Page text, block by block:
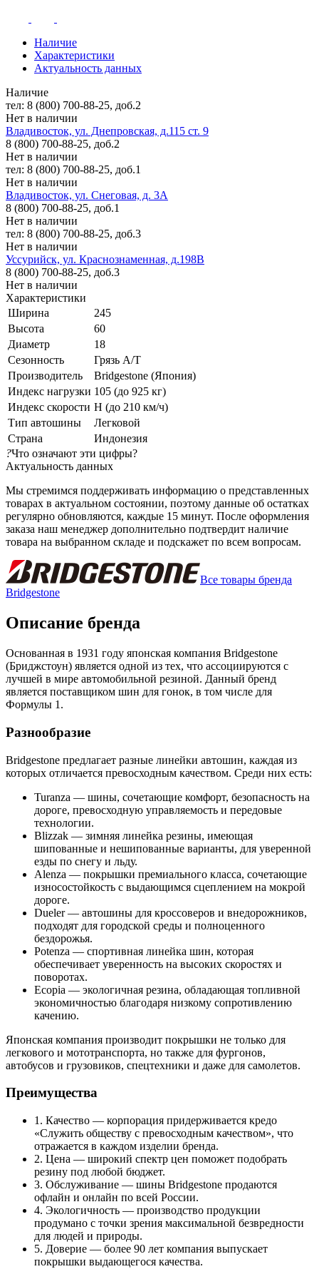
Наличие
Характеристики
Актуальность данных
Наличие
тел: 8 (800) 700-88-25, доб.2
Нет в наличии
Владивосток, ул. Днепровская, д.115 ст. 9
8 (800) 700-88-25, доб.2
Нет в наличии
тел: 8 (800) 700-88-25, доб.1
Нет в наличии
Владивосток, ул. Снеговая, д. 3А
8 (800) 700-88-25, доб.1
Нет в наличии
тел: 8 (800) 700-88-25, доб.3
Нет в наличии
Уссурийск, ул. Краснознаменная, д.198В
8 (800) 700-88-25, доб.3
Нет в наличии
Характеристики
Ширина
245
Высота
60
Диаметр
18
Сезонность
Грязь A/T
Производитель
Bridgestone (Япония)
Индекс нагрузки 105 (до 925 кг)
Индекс скорости H (до 210 км/ч)
Тип автошины
Легковой
Страна
Индонезия
?Что означают эти цифры?
Актуальность данных
Мы стремимся поддерживать информацию о представленных
товарах в актуальном состоянии, поэтому данные об остатках
регулярно обновляются, каждые 15 минут. После оформления
заказа наш менеджер дополнительно подтвердит наличие
товара на выбранном складе и подскажет по всем вопросам.
Все товары бренда
Bridgestone
Описание бренда
Основанная в 1931 году японская компания Bridgestone
(Бриджстоун) является одной из тех, что ассоциируются с
лучшей в мире автомобильной резиной. Данный бренд
является поставщиком шин для гонок, в том числе для
Формулы 1.
Разнообразие
Bridgestone предлагает разные линейки автошин, каждая из
которых отличается превосходным качеством. Среди них есть:
Turanza — шины, сочетающие комфорт, безопасность на
дороге, превосходную управляемость и передовые
технологии.
Blizzak — зимняя линейка резины, имеющая
шипованные и нешипованные варианты, для уверенной
езды по снегу и льду.
Alenza — покрышки премиального класса, сочетающие
износостойкость с выдающимся сцеплением на мокрой
дороге.
Dueler — автошины для кроссоверов и внедорожников,
подходят для городской среды и полноценного
бездорожья.
Potenza — спортивная линейка шин, которая
обеспечивает уверенность на высоких скоростях и
поворотах.
Ecopia — экологичная резина, обладающая топливной
экономичностью благодаря низкому сопротивлению
качению.
Японская компания производит покрышки не только для
легкового и мототранспорта, но также для фургонов,
автобусов и грузовиков, спецтехники и даже для самолетов.
Преимущества
1. Качество — корпорация придерживается кредо
«Служить обществу с превосходным качеством», что
отражается в каждом изделии бренда.
2. Цена — широкий спектр цен поможет подобрать
резину под любой бюджет.
3. Обслуживание — шины Bridgestone продаются
офлайн и онлайн по всей России.
4. Экологичность — производство продукции
продумано с точки зрения максимальной безвредности
для людей и природы.
5. Доверие — более 90 лет компания выпускает
покрышки выдающегося качества.